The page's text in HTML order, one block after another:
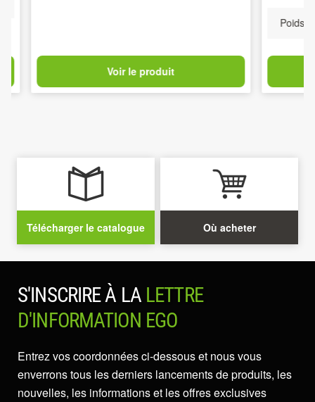
Voir le produit
Poids de
Télécharger le catalogue Où acheter
S'INSCRIRE À LA LETTRE
D'INFORMATION EGO
Entrez vos coordonnées ci-dessous et nous vous
enverrons tous les derniers lancements de produits, les
nouvelles, les informations et les offres exclusives